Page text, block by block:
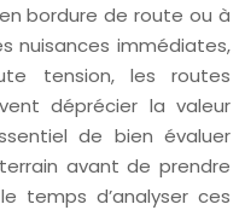
bordure de route ou à
nuisances immédiates,
tension, les routes
déprécier la valeur
de bien évaluer
avant de prendre
temps d’analyser ces